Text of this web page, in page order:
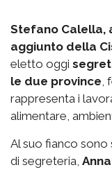
Stefano Calella,
aggiunto della
eletto oggi
le due province,
rappresenta i
alimentare,
Al suo fianco
di segreteria,